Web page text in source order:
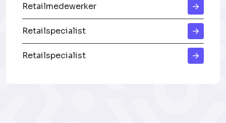
Retailmedewerker
Retailspecialist
Retailspecialist